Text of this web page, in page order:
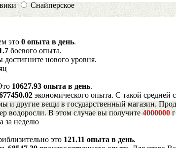
Снайперское
это 0 опыта в день.
боевого опыта.
нового уровня.
10627.93 опыта в день.
экономического опыта. С такой средней
другие вещи в государственный магазин.
водоросли. В этом случае вы получите 4000000
за неделю
это 121.11 опыта в день.